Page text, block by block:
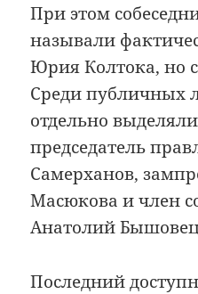
При этом
называли
Юрия Колтока, но
Среди публичных
отдельно
председатель
Самерханов,
Масюкова и член
Анатолий
Последний